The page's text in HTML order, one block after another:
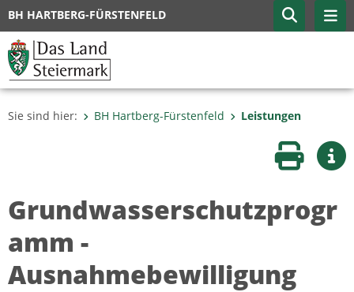
BH HARTBERG-FÜRSTENFELD
Sie sind hier: BH Hartberg-Fürstenfeld Leistungen
Seite
Grundwasserschutzprogr
amm -
Ausnahmebewilligung